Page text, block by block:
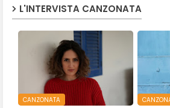
L'INTERVISTA CANZONATA
CANZONATA